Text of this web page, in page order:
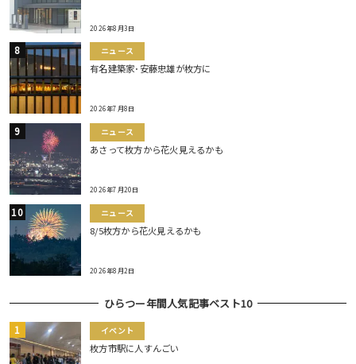
2026年8月3日
ニュース
有名建築家･安藤忠雄が枚方に
2026年7月8日
ニュース
あさって枚方から花火見えるかも
2026年7月20日
ニュース
8/5枚方から花火見えるかも
2026年8月2日
ひらつー年間人気記事ベスト10
イベント
枚方市駅に人すんごい